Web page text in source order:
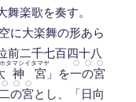
舞楽歌を奏す。
に大楽舞の形あら
前二千七百四十八
神
タマシイ
宮
タマヤ
」を一の宮
〇〇〇
の宮
〇〇〇
とし、「日向